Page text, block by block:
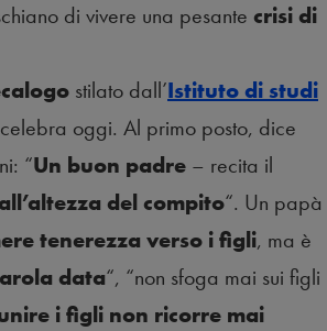
di vivere una pesante crisi di
stilato dall’Istituto di studi
oggi. Al primo posto, dice
“Un buon padre – recita il
del compito“. Un papà
tenerezza verso i figli, ma è
data“, “non sfoga mai sui figli
i figli non ricorre mai